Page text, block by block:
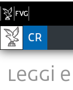
LEGGI